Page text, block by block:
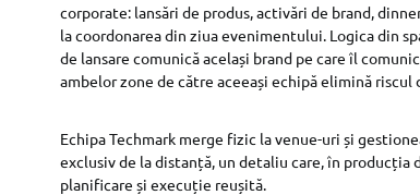
corporate: lansări de produs, activări de brand,
la coordonarea din ziua evenimentului. Logica din
de lansare comunică același brand pe care îl
ambelor zone de către aceeași echipă elimină riscul
Echipa Techmark merge fizic la venue-uri și
exclusiv de la distanță, un detaliu care, în
planificare și execuție reușită.